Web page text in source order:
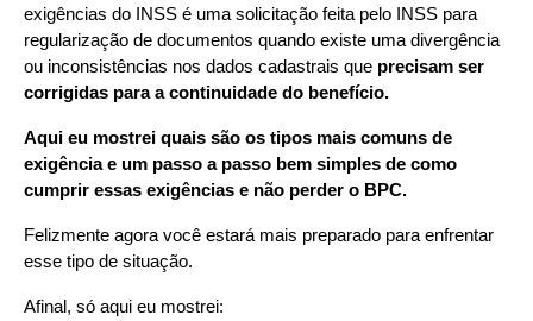
exigências do INSS é uma solicitação feita pelo INSS para
regularização de documentos quando existe uma divergência
ou inconsistências nos dados cadastrais que precisam ser
corrigidas para a continuidade do benefício.
Aqui eu mostrei quais são os tipos mais comuns de
exigência e um passo a passo bem simples de como
cumprir essas exigências e não perder o BPC.
Felizmente agora você estará mais preparado para enfrentar
esse tipo de situação.
Afinal, só aqui eu mostrei: